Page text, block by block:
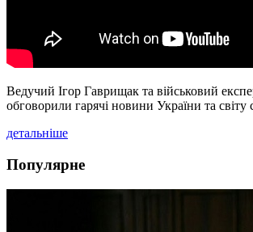
Ведучий Ігор Гаврищак та військовий
обговорили гарячі новини України та
детальніше
Популярне